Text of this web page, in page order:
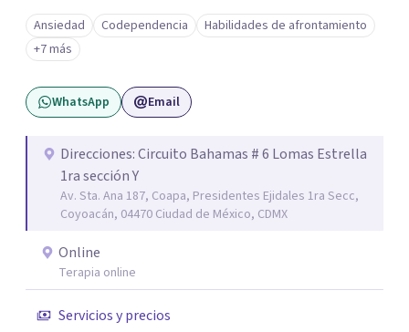
este proceso en soledad. Te ofrezco un espacio seguro,
libre de juicios y basado en la empatía, el respeto y la
confidencialidad, donde juntos comprenderemos qué está
ocurriendo y trabajaremos con herramientas respaldadas
por la evidencia para ayudarte a recuperar tu bienestar.
parejas que desean superar la ansiedad, la depresión, el
estrés, los duelos, fortalecer su autoestima, establecer
límites saludables, mejorar sus relaciones y afrontar los
desafíos de la vida con mayor seguridad y equilibrio. Será
un privilegio acompañarte en este camino hacia una vida
con mayor bienestar y tranquilidad.
Ansiedad Codependencia
Habilidades de afrontamiento
+7 más
WhatsApp Email
Direcciones: Circuito Bahamas # 6 Lomas Estrella
1ra sección Y
Av. Sta. Ana 187, Coapa, Presidentes Ejidales 1ra Secc,
Coyoacán, 04470 Ciudad de México, CDMX
Online
Terapia online
Servicios y precios